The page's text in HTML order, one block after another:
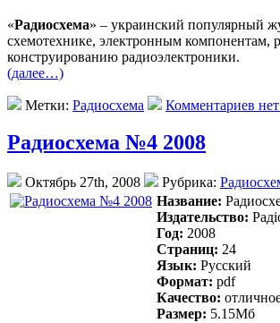
«Радиосхема» – украинский популярный
схемотехнике, электронным компонентам,
конструированию радиоэлектроники.
(далее…)
Метки: Радиосхема Комментариев
Радиосхема №4 2008
Октябрь 27th, 2008 Рубрика:
Название:
Издательство:
Год: 2008
Страниц: 24
Язык: Русский
Формат: pdf
Качество:
Размер: 5.15Mб